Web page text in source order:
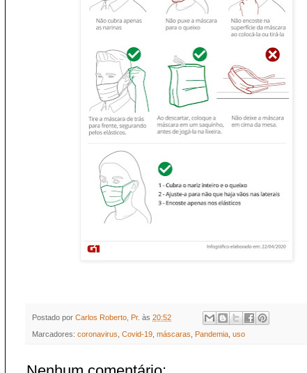
Postado por Carlos Roberto, Pr. às 20:52
Marcadores: coronavirus Covid-19 máscaras Pandemia uso